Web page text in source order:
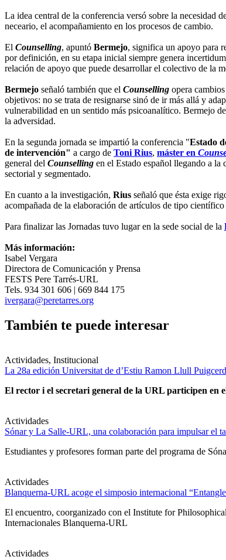
La idea central de la conferencia versó sobre la necesidad
neceario, el acompañamiento en los procesos de cambio.
El Counselling, apuntó Bermejo, significa un apoyo para
por definición, en su etapa inicial siempre genera
relación de apoyo que puede desarrollar el colectivo de la
Bermejo señaló también que el Counselling opera
objetivos: no se trata de resignarse sinó de ir más allá y
vulnerabilidad en un sentido más psicoanalítico. Bermejo
la adversidad.
En la segunda jornada se impartió la conferencia "Estado
de intervención" a cargo de Toni Rius, máster en
general del Counselling en el Estado español llegando a la
sectorial y segmentado.
En cuanto a la investigación, Rius señaló que ésta exige
acompañada de la elaboración de artículos de tipo
Para finalizar las Jornadas tuvo lugar en la sede social de la
Más información:
Isabel Vergara
Directora de Comunicación y Prensa
FESTS Pere Tarrés-URL
Tels. 934 301 606 | 669 844 175
ivergara@peretarres.org
También te puede interesar
Actividades, Institucional
La 28a edición Universitat de d’Estiu Ramon Llull
El rector i el secretari general de la URL participen en
Actividades
Sónar y La Salle-URL, una colaboración para impulsar el
Estudiantes y profesores forman parte del programa de
Actividades
Blanquerna-URL acoge el simposio internacional
El encuentro, coorganizado con el Institute for
Internacionales Blanquerna-URL
Actividades